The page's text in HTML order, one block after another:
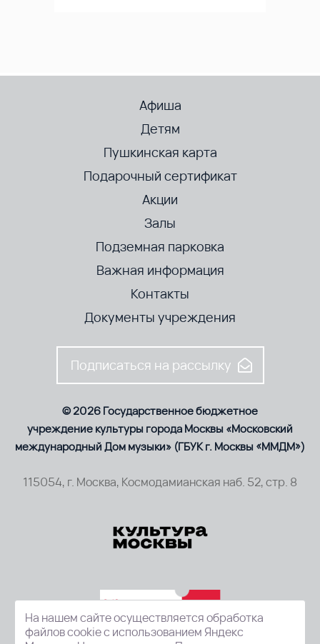
Афиша
Детям
Пушкинская карта
Подарочный сертификат
Акции
Залы
Подземная парковка
Важная информация
Контакты
Документы учреждения
Подписаться на рассылку
© 2026 Государственное бюджетное
учреждение культуры города Москвы «Московский
международный Дом музыки» (ГБУК г. Москвы «ММДМ»)
115054, г. Москва, Космодамианская наб. 52, стр. 8
На нашем сайте осуществляется обработка
файлов cookie с использованием Яндекс